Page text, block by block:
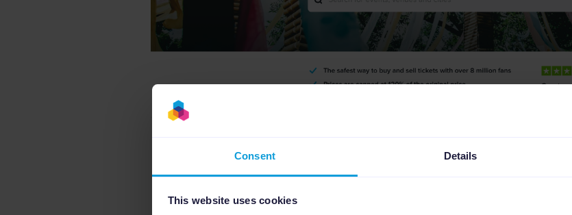
Consent Details
This website uses cookies